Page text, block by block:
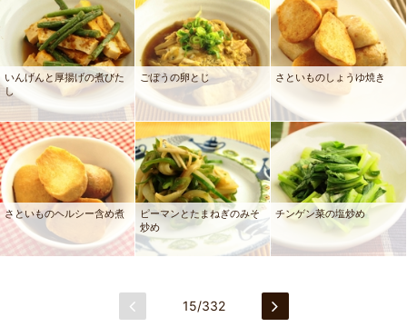
いんげんと厚揚げの煮びた
し
ごぼうの卵とじ さといものしょうゆ焼き
さといものヘルシー含め煮
ピーマンとたまねぎのみそ
炒め
チンゲン菜の塩炒め
15/332